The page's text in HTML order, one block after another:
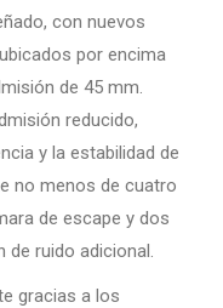
con nuevos
por encima
de 45 mm.
reducido,
y la estabilidad de
no menos de cuatro
de escape y dos
de ruido adicional.
gracias a los